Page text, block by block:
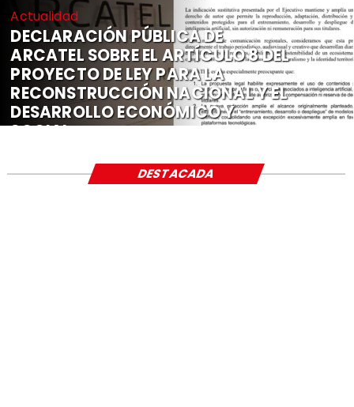
Actualidad
DECLARACIÓN PÚBLICA DE
ARCATEL SOBRE EL ARTÍCULO 8 DEL
PROYECTO DE LEY PARA LA
RECONSTRUCCIÓN NACIONAL Y EL
DESARROLLO ECONÓMICO Y
SOCIAL
DESTACADA